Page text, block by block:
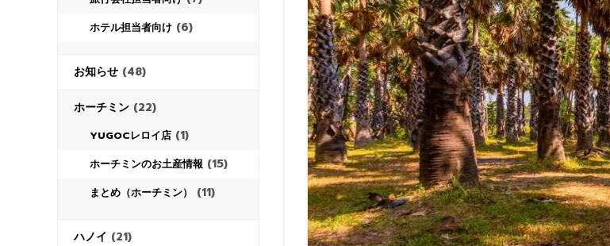
ホテル担当者向け (6)
お知らせ (48)
ホーチミン (22)
YUGOCレロイ店 (1)
ホーチミンのお土産情報 (15)
まとめ（ホーチミン） (11)
ハノイ (21)